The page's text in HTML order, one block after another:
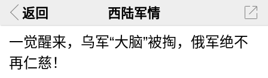
返回 西陆军情
一觉醒来，乌军“大脑”被掏，俄军绝不
再仁慈！